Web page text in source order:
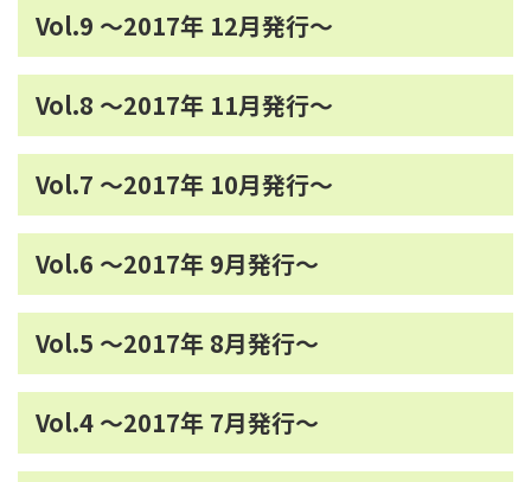
Vol.9 ～2017年 12月発行～
Vol.8 ～2017年 11月発行～
Vol.7 ～2017年 10月発行～
Vol.6 ～2017年 9月発行～
Vol.5 ～2017年 8月発行～
Vol.4 ～2017年 7月発行～